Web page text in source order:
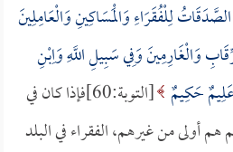
الصَّدَقَاتُ لِلْفُقَرَاءِ وَالْمَسَاكِينِ وَالْعَامِلِينَ
وَالْغَارِمِينَ وَفِي سَبِيلِ اللَّهِ وَاِبْنِ
حَكِيمٌ
[التوبة:60]فإذا كان في
هم أولى من غيرهم، الفقراء في البلد